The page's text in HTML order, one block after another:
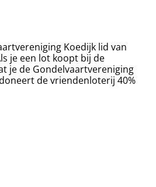
Koedijk lid van
je een lot koopt bij de
je de Gondelvaartvereniging
de vriendenloterij 40%